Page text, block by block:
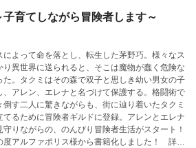
育てしながら冒険者します～
によって命を落とし、転生した茅野巧。様々なス
り異世界に送られると、そこは魔物が蠢く危険な
た。タクミはその森で双子と思しき幼い男女の子
、アレン、エレナと名づけて保護する。格闘術で
倒す二人に驚きながらも、街に辿り着いたタクミ
てるために冒険者ギルドに登録。アレンとエレナ
守りながらの、のんびり冒険者生活がスタート！
度アルファポリス様から書籍化しました！ 詳し